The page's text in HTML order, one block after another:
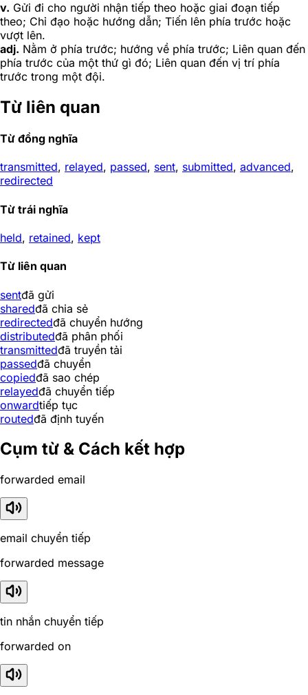
v. Gửi đi cho người nhận tiếp theo hoặc giai đoạn tiếp
theo; Chỉ đạo hoặc hướng dẫn; Tiến lên phía trước hoặc
vượt lên.
adj. Nằm ở phía trước; hướng về phía trước; Liên quan đến
phía trước của một thứ gì đó; Liên quan đến vị trí phía
trước trong một đội.
Từ liên quan
Từ đồng nghĩa
transmitted, relayed, passed, sent, submitted, advanced,
redirected
Từ trái nghĩa
held, retained, kept
Từ liên quan
sentđã gửi
sharedđã chia sẻ
redirectedđã chuyển hướng
distributedđã phân phối
transmittedđã truyền tải
passedđã chuyển
copiedđã sao chép
relayedđã chuyển tiếp
onwardtiếp tục
routedđã định tuyến
Cụm từ & Cách kết hợp
forwarded email
email chuyển tiếp
forwarded message
tin nhắn chuyển tiếp
forwarded on